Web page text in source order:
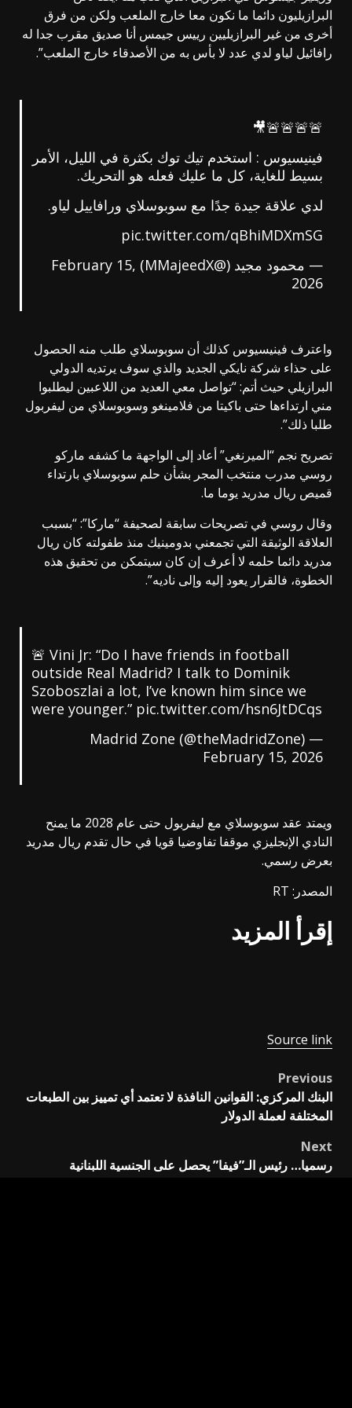
البرازيليون دائما ما نكون معا خارج الملعب ولكن من فرق
أخرى من غير البرازيليين رييس جيمس أنا صديق مقرب جدا له
رافائيل لياو لدي عدد لا بأس به من الأصدقاء خارج الملعب”.
🚨🚨🚨🚨🎥
فينيسيوس : استخدم تيك توك بكثرة في الليل، الأمر
بسيط للغاية، كل ما عليك فعله هو التحريك.
لدي علاقة جيدة جدًا مع سوبوسلاي ورافاييل لياو.
pic.twitter.com/qBhiMDXmSG
— محمود مجيد (@MMajeedX)
February 15,
2026
واعترف فينيسيوس كذلك أن سوبوسلاي طلب منه الحصول
على حذاء شركة نايكي الجديد والذي سوف يرتديه الدولي
البرازيلي حيث أتم: “تواصل معي العديد من اللاعبين ليطلبوا
مني ارتداءها حتى باكيتا من فلامينغو وسوبوسلاي من ليفربول
طلبا ذلك”.
تصريح نجم “الميرنغي” أعاد إلى الواجهة ما كشفه ماركو
روسي مدرب منتخب المجر بشأن حلم سوبوسلاي بارتداء
قميص ريال مدريد يوما ما.
وقال روسي في تصريحات سابقة لصحيفة “ماركا”: “بسبب
العلاقة الوثيقة التي تجمعني بدومينيك منذ طفولته كان ريال
مدريد دائما حلمه لا أعرف إن كان سيتمكن من تحقيق هذه
الخطوة، فالقرار يعود إليه وإلى ناديه”.
🚨 Vini Jr: “Do I have friends in football
outside Real Madrid? I talk to Dominik
Szoboszlai a lot, I’ve known him since we
were younger.” pic.twitter.com/hsn6JtDCqs
— Madrid Zone (@theMadridZone)
February 15, 2026
ويمتد عقد سوبوسلاي مع ليفربول حتى عام 2028 ما يمنح
النادي الإنجليزي موقفا تفاوضيا قويا في حال تقدم ريال مدريد
بعرض رسمي.
المصدر: RT
إقرأ المزيد
Source link
Post
navigation
Previous
البنك المركزي: القوانين النافذة لا تعتمد أي تمييز بين الطبعات
المختلفة لعملة الدولار
Next
رسميا… رئيس الـ”فيفا” يحصل على الجنسية اللبنانية